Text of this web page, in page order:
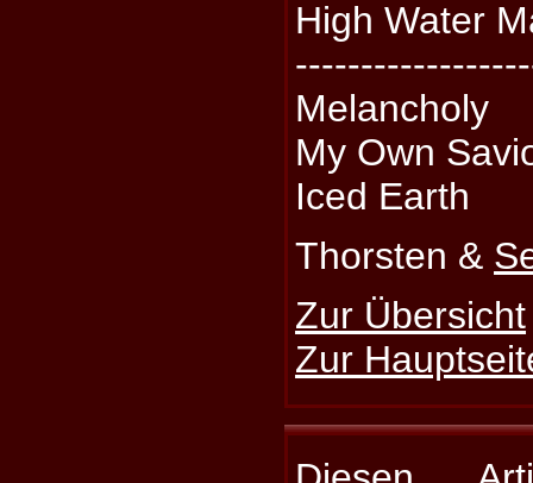
High Water
Melancholy
My Own
Iced Earth
Thorsten &
Zur Übersicht
Zur